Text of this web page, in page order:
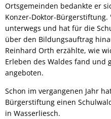
Ortsgemeinden bedankte er
Konzer-Doktor-
unterwegs und hat für die
über den Bildungsauftrag
Reinhard Orth erzählte, wie
Erleben des Waldes fand und
angeboten.
Schon im vergangenen Jahr
Bürgerstiftung einen
in Wasserliesch.